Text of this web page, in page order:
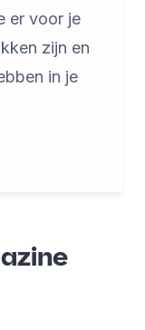
er voor je
zijn en
in je